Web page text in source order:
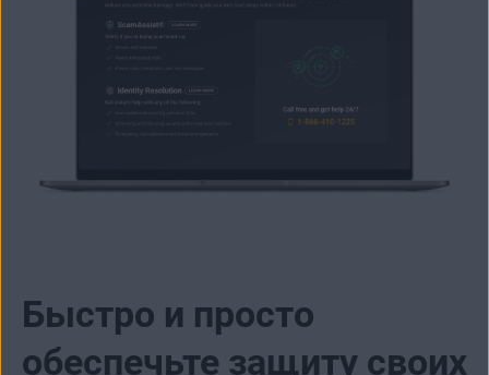
Быстро и просто
обеспечьте защиту своих